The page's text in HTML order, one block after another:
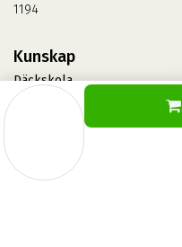
1194
Kunskap
Däckskola
Informationsbank Av Däck
Och Fälgar